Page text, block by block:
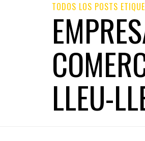
TODOS LOS POSTS
LLEU-